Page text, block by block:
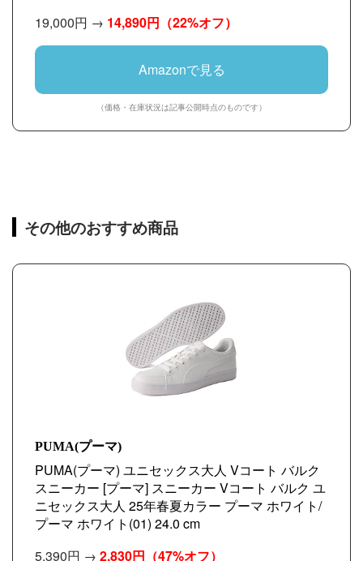
19,000円 → 14,890円 （22%オフ）
Amazonで見る
（価格・在庫状況は記事公開時点のものです）
その他のおすすめ商品
PUMA(プーマ)
PUMA(プーマ) ユニセックス大人 Vコート バルク
スニーカー [プーマ] スニーカー Vコート バルク ユ
ニセックス大人 25年春夏カラー プーマ ホワイト/
プーマ ホワイト(01) 24.0 cm
5,390円 → 2,830円 （47%オフ）